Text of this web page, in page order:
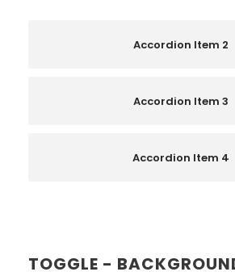
Accordion Item 2
Accordion Item 3
Accordion Item 4
TOGGLE -